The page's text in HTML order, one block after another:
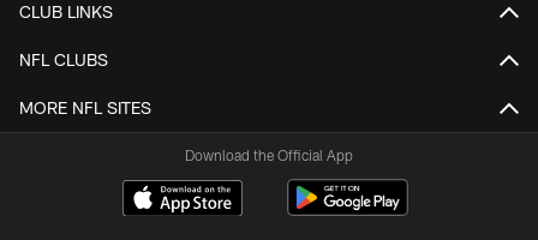
CLUB LINKS
NFL CLUBS
MORE NFL SITES
Download the Official App